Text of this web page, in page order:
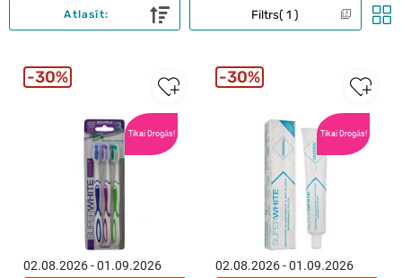
Filtrs 1
Atlasīt:
Tikai Drogās!
02.08.2026 - 01.09.2026
30%
Tikai Drogās!
02.08.2026 - 01.09.2026
30%